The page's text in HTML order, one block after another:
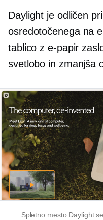
Daylight je odličen
osredotočenega na
tablico ze-papir
svetlobo in zmanjša
Spletno mesto Daylight